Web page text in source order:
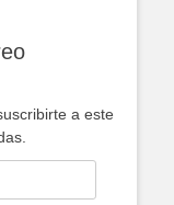
a este